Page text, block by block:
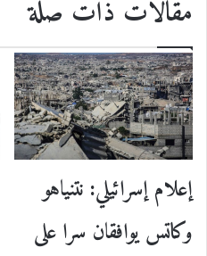
مقالات ذات صلة
إعلام إسرائيلي: نتنياهو
وكاتس يوافقان سرا على